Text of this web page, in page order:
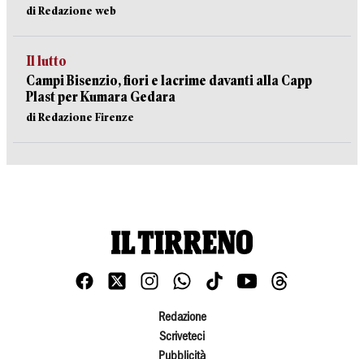
di Redazione web
Il lutto
Campi Bisenzio, fiori e lacrime davanti alla Capp
Plast per Kumara Gedara
di Redazione Firenze
Redazione
Scriveteci
Pubblicità